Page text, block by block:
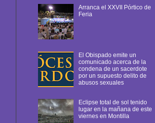
Arranca el XXVII Pórtico de
Feria
El Obispado emite un
comunicado acerca de la
condena de un sacerdote
por un supuesto delito de
abusos sexuales
Eclipse total de sol tenido
lugar en la mañana de este
viernes en Montilla